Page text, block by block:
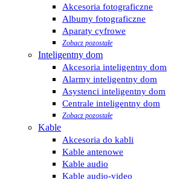
Akcesoria fotograficzne
Albumy fotograficzne
Aparaty cyfrowe
Zobacz pozostałe
Inteligentny dom
Akcesoria inteligentny dom
Alarmy inteligentny dom
Asystenci inteligentny dom
Centrale inteligentny dom
Zobacz pozostałe
Kable
Akcesoria do kabli
Kable antenowe
Kable audio
Kable audio-video